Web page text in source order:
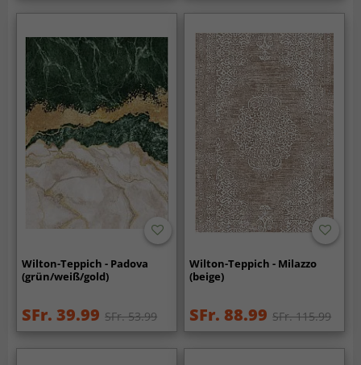
Wilton-Teppich - Padova
(grün/weiß/gold)
SFr. 39.99 SFr. 53.99
Wilton-Teppich - Milazzo
(beige)
SFr. 88.99 SFr. 115.99